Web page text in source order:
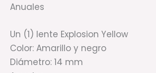
Anuales
Un (1) lente Explosion Yellow
Color: Amarillo y negro
Diámetro: 14 mm